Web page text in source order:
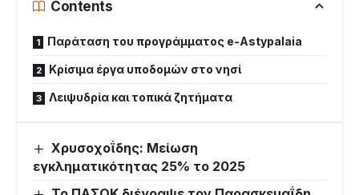
Contents
Παράταση του προγράμματος e-Astypalaia
Κρίσιμα έργα υποδομών στο νησί
Λειψυδρία και τοπικά ζητήματα
Χρυσοχοΐδης: Μείωση
εγκληματικότητας 25% το 2025